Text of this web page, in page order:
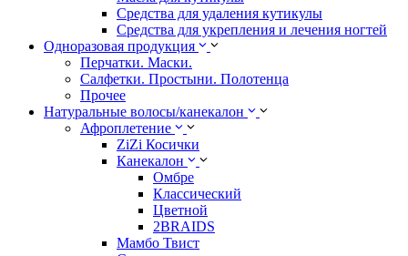
Средства для удаления кутикулы
Средства для укрепления и лечения ногтей
Одноразовая продукция
Перчатки. Маски.
Салфетки. Простыни. Полотенца
Прочее
Натуральные волосы/канекалон
Афроплетение
ZiZi Косички
Канекалон
Омбре
Классический
Цветной
2BRAIDS
Мамбо Твист